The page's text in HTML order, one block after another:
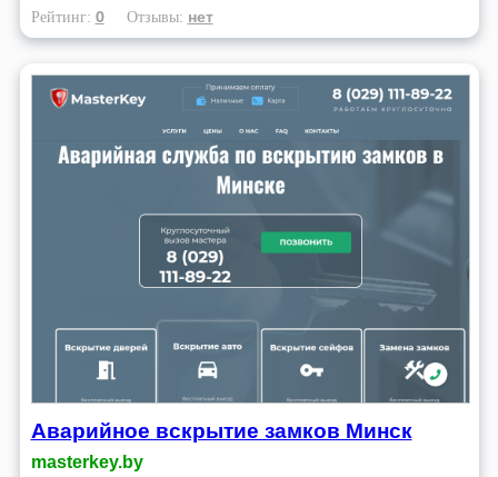
Рейтинг: 0 Отзывы: нет
Аварийное вскрытие замков Минск
masterkey.by